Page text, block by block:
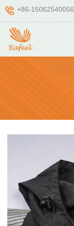
+86-15062540056